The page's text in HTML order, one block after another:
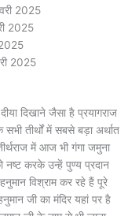
2025
2025
2025
2025
दिखाने जैसा है प्रयागराज
सभी तीर्थों में सबसे बड़ा अर्थात
में आज भी गंगा जमुना
नष्ट करके उन्हें पुण्य प्रदान
विश्राम कर रहे हैं पूरे
जी का मंदिर यहां पर है